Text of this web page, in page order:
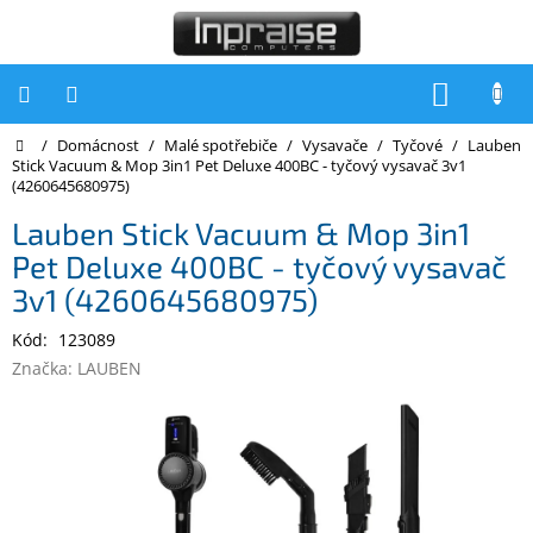
Počítače
Počítače
Notebooky
Tiskárny
Domů
/ Domácnost / Malé spotřebiče / Vysavače / Tyčové / Lauben
Stick Vacuum & Mop 3in1 Pet Deluxe 400BC - tyčový vysavač 3v1
(4260645680975)
Lauben Stick Vacuum & Mop 3in1
Pet Deluxe 400BC - tyčový vysavač
3v1 (4260645680975)
Kód: 123089
Značka: LAUBEN